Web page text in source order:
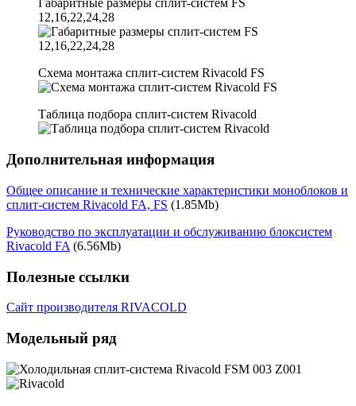
Габаритные размеры сплит-систем FS
12,16,22,24,28
Схема монтажа сплит-систем Rivacold FS
Таблица подбора сплит-систем Rivacold
Дополнительная информация
Общее описание и технические характеристики моноблоков и
сплит-систем Rivacold FA, FS (1.85Mb)
Руководство по эксплуатации и обслуживанию блоксистем
Rivacold FA (6.56Mb)
Полезные ссылки
Сайт производителя RIVACOLD
Модельный ряд